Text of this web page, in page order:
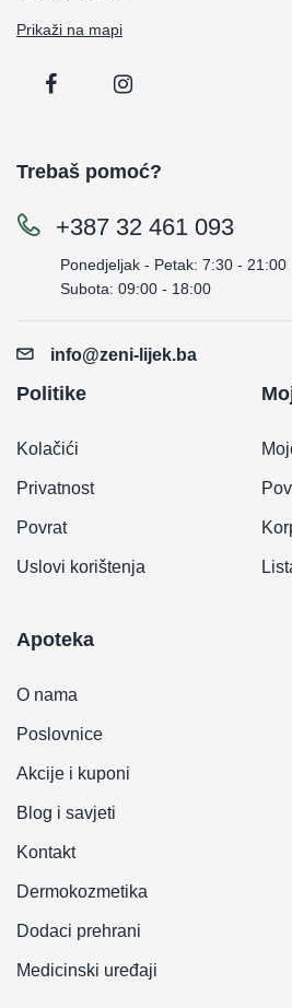
Prikaži na mapi
Trebaš pomoć?
+387 32 461 093
Ponedjeljak - Petak: 7:30 - 21:00
Subota: 09:00 - 18:00
info@zeni-lijek.ba
Politike
Kolačići
Privatnost
Povrat
Uslovi korištenja
Apoteka
O nama
Poslovnice
Akcije i kuponi
Blog i savjeti
Kontakt
Dermokozmetika
Dodaci prehrani
Medicinski uređaji